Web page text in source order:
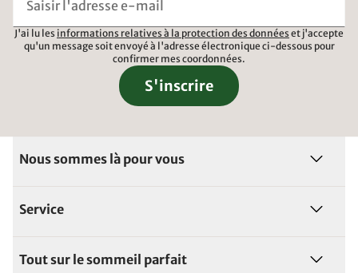
J'ai lu les informations relatives à la protection des données et j'accepte
qu'un message soit envoyé à l'adresse électronique ci-dessous pour
confirmer mes coordonnées.
S'inscrire
Nous sommes là pour vous
Service
Tout sur le sommeil parfait